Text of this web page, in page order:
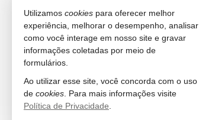
Praia Brava
Utilizamos cookies para oferecer melhor
experiência, melhorar o desempenho, analisar
como você interage em nosso site e gravar
informações coletadas por meio de
formulários.
Ao utilizar esse site, você concorda com o uso
de cookies . Para mais informações visite
Política de Privacidade